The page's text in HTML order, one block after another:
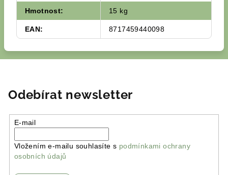
Hmotnost: 15 kg
EAN: 8717459440098
Odebírat newsletter
E-mail
Vložením e-mailu souhlasíte s podmínkami ochrany
osobních údajů